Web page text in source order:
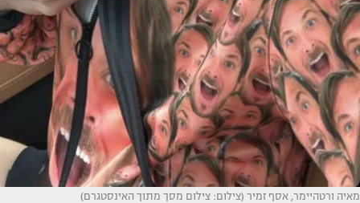
מאיה ורטהיימר, אסף זמיר (צילום: צילום מסך מתוך האינסטגרם)